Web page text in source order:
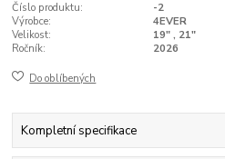
Číslo produktu:
-2
Výrobce:
4EVER
Velikost:
19" , 21"
Ročník:
2026
Do oblíbených
Kompletní specifikace